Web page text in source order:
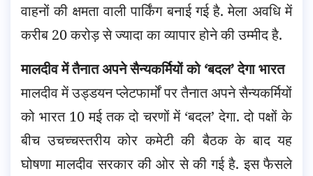
वाहनों की क्षमता वाली पार्किंग बनाई गई है. मेला अवधि में
करीब 20 करोड़ से ज्यादा का व्यापार होने की उम्मीद है.
मालदीव में तैनात अपने सैन्यकर्मियों को ‘बदल’ देगा भारत
मालदीव में उड्डयन प्लेटफार्मों पर तैनात अपने सैन्यकर्मियों
को भारत 10 मई तक दो चरणों में ‘बदल’ देगा. दो पक्षों के
बीच उचच्चस्तरीय कोर कमेटी की बैठक के बाद यह
घोषणा मालदीव सरकार की ओर से की गई है. इस फैसले